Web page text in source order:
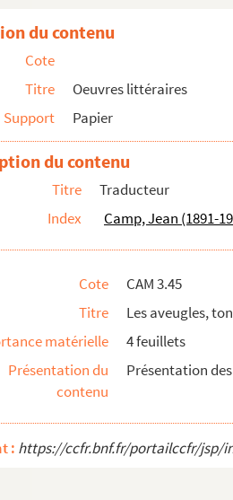
de mas aire de Miguel Hernandez
que publie Don Ramón del Valle-Inclán
du contenu
Cote
Titre
Oeuvres littéraires
Support
Papier
du contenu
Titre
Traducteur
Index
Camp, Jean (1891-
Cote
CAM 3.45
Titre
Les aveugles,
matérielle
4 feuillets
Présentation du
contenu
Présentation
: https://ccfr.bnf.fr/portailccfr/jsp/